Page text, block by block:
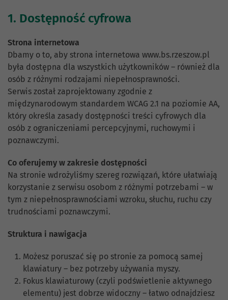
1. Dostępność cyfrowa
Strona internetowa
Dbamy o to, aby strona internetowa www.bs.rzeszow.pl
była dostępna dla wszystkich użytkowników – również dla
osób z różnymi rodzajami niepełnosprawności.
Serwis został zaprojektowany zgodnie z
międzynarodowym standardem WCAG 2.1 na poziomie AA,
który określa zasady dostępności treści cyfrowych dla
osób z ograniczeniami percepcyjnymi, ruchowymi i
poznawczymi.
Co oferujemy w zakresie dostępności
Na stronie wdrożyliśmy szereg rozwiązań, które ułatwiają
korzystanie z serwisu osobom z różnymi potrzebami – w
tym z niepełnosprawnościami wzroku, słuchu, ruchu czy
trudnościami poznawczymi.
Struktura i nawigacja
Możesz poruszać się po stronie za pomocą samej
klawiatury – bez potrzeby używania myszy.
Fokus klawiaturowy (czyli podświetlenie aktywnego
elementu) jest dobrze widoczny – łatwo odnajdziesz